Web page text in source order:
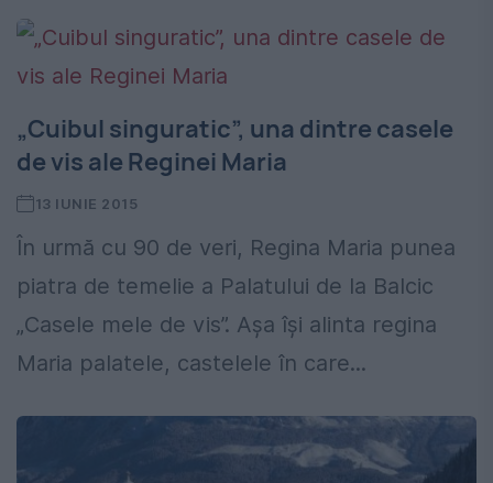
„Cuibul singuratic”, una dintre casele
de vis ale Reginei Maria
13 IUNIE 2015
În urmă cu 90 de veri, Regina Maria punea
piatra de temelie a Palatului de la Balcic
„Casele mele de vis”. Aşa îşi alinta regina
Maria palatele, castelele în care...